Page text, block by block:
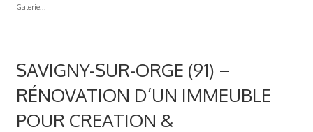
Galerie...
SAVIGNY-SUR-ORGE (91) –
RÉNOVATION D’UN IMMEUBLE
POUR CREATION &